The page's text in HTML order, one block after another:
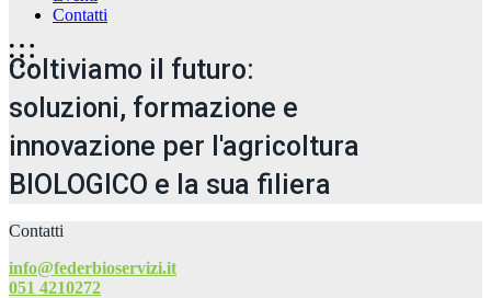
Contatti
Coltiviamo il futuro:
soluzioni, formazione e
innovazione per l'agricoltura
BIOLOGICO e la sua filiera
Contatti
info@federbioservizi.it
051 4210272